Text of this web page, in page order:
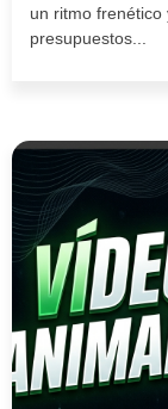
un ritmo frenético
presupuestos...